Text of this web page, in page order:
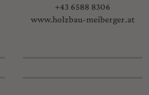
+43 6588 8306
www.holzbau-meiberger.at